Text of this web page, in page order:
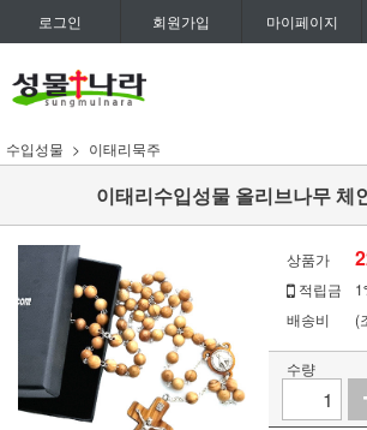
로그인 회원가입 마이페이지
수입성물 이태리묵주
이태리수입성물 올리브나무 체
상품가
적립금
배송비
(
수량